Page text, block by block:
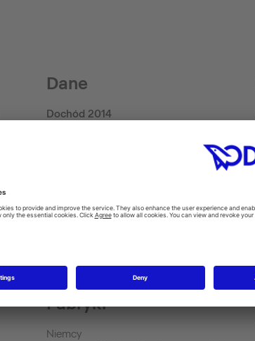
Dane
Dochód 2014
Fabryki
Niemcy